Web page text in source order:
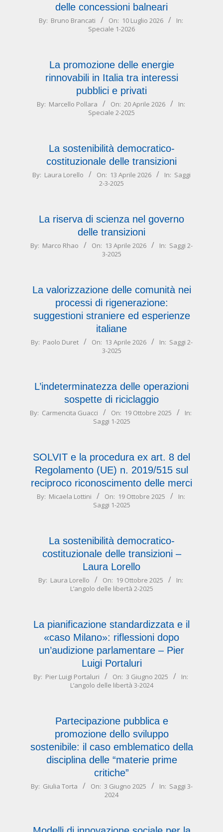
delle concessioni balneari
2026-
By: Bruno Brancati On: 10 Luglio 2026
In:
Speciale 1-2026
La promozione delle energie
rinnovabili in Italia tra interessi
pubblici e privati
2026-
By: Marcello Pollara On: 20 Aprile 2026
In:
Speciale 2-2025
La sostenibilità democratico-
costituzionale delle transizioni
2026-
By: Laura Lorello On: 13 Aprile 2026 In: Saggi
2-3-2025
La riserva di scienza nel governo
delle transizioni
2026-
By: Marco Rhao On: 13 Aprile 2026 In: Saggi 2-
3-2025
La valorizzazione delle comunità nei
processi di rigenerazione:
suggestioni straniere ed esperienze
italiane
2026-
By: Paolo Duret On: 13 Aprile 2026 In: Saggi 2-
3-2025
L’indeterminatezza delle operazioni
sospette di riciclaggio
2025-
By: Carmencita Guacci On: 19 Ottobre 2025
In:
Saggi 1-2025
SOLVIT e la procedura ex art. 8 del
Regolamento (UE) n. 2019/515 sul
reciproco riconoscimento delle merci
2025-
By: Micaela Lottini On: 19 Ottobre 2025
In:
Saggi 1-2025
La sostenibilità democratico-
costituzionale delle transizioni –
Laura Lorello
2025-
By: Laura Lorello On: 19 Ottobre 2025
In:
L’angolo delle libertà 2-2025
La pianificazione standardizzata e il
«caso Milano»: riflessioni dopo
un’audizione parlamentare – Pier
Luigi Portaluri
2025-
By: Pier Luigi Portaluri On: 3 Giugno 2025
In:
L’angolo delle libertà 3-2024
Partecipazione pubblica e
promozione dello sviluppo
sostenibile: il caso emblematico della
disciplina delle “materie prime
critiche”
2025-
By: Giulia Torta On: 3 Giugno 2025 In: Saggi 3-
2024